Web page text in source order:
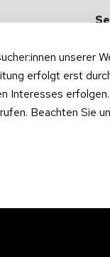
unserer
erfolgt erst
Interesses
Beachten Sie